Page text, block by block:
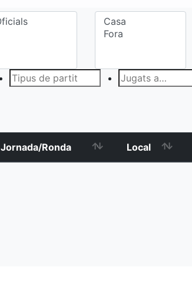
Jornada/Ronda Local